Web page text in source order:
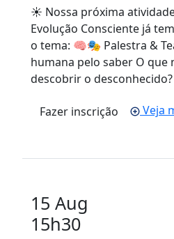
☀️ Nossa próxima
Evolução Consciente já
o tema: 🧠🎭 Palestra &
humana pelo saber O que
descobrir o desconhecido?
Fazer inscrição Veja
15 Aug
15h30